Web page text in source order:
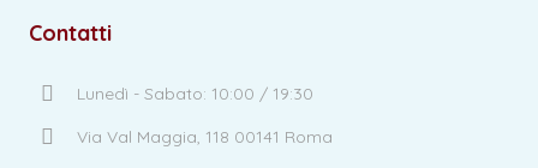
Contatti
Lunedì - Sabato: 10:00 / 19:30
Via Val Maggia, 118 00141 Roma